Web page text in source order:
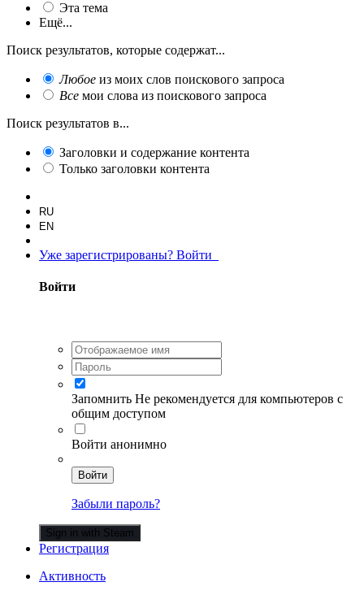
Эта тема
Ещё...
Поиск результатов, которые содержат...
Любое из моих слов поискового запроса
Все мои слова из поискового запроса
Поиск результатов в...
Заголовки и содержание контента
Только заголовки контента
RU
EN
Уже зарегистрированы? Войти
Войти
Запомнить Не рекомендуется для компьютеров с
общим доступом
Войти анонимно
Войти
Забыли пароль?
Sign in with Steam
Регистрация
Активность